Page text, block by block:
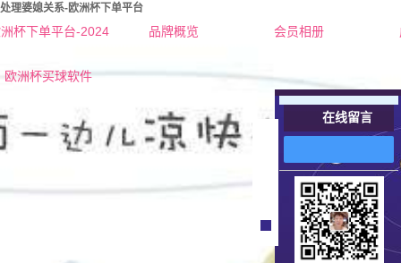
处理婆媳关系-欧洲杯下单平台
杯下单平台-2024
欧洲杯买球软件
品牌概览
欧洲杯下单平台的简介
营业执照
会员相册
红娘-张老师
女士
男士
在线留言